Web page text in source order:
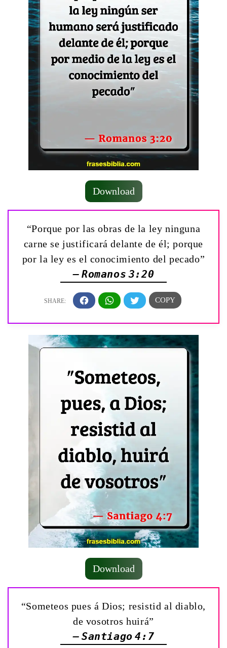
Download
“Porque por las obras de la ley ninguna
carne se justificará delante de él; porque
por la ley es el conocimiento del pecado”
— Romanos 3:20
Download
“Someteos pues á Dios; resistid al diablo,
de vosotros huirá”
— Santiago 4:7